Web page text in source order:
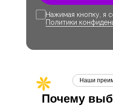
Нажимая кнопку, я
Политики
Почему
Наши